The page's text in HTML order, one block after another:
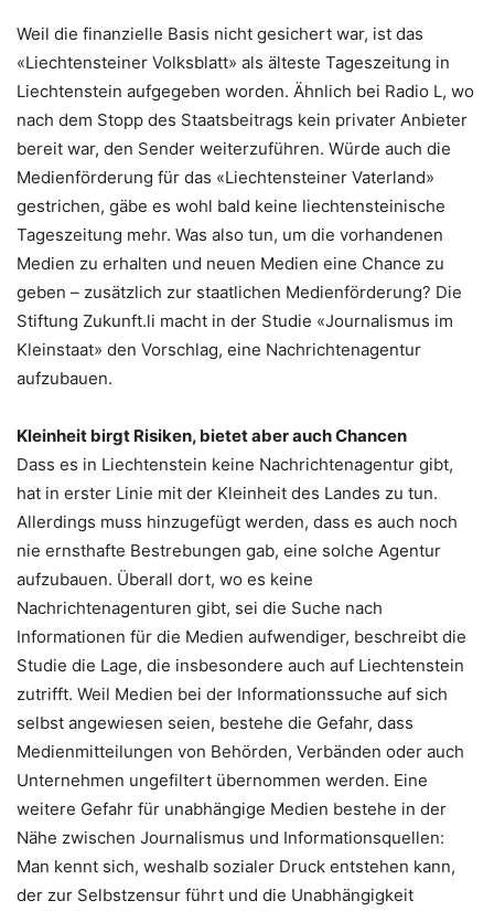
Weil die finanzielle Basis nicht gesichert war, ist das
«Liechtensteiner Volksblatt» als älteste Tageszeitung in
Liechtenstein aufgegeben worden. Ähnlich bei Radio L, wo
nach dem Stopp des Staatsbeitrags kein privater Anbieter
bereit war, den Sender weiterzuführen. Würde auch die
Medienförderung für das «Liechtensteiner Vaterland»
gestrichen, gäbe es wohl bald keine liechtensteinische
Tageszeitung mehr. Was also tun, um die vorhandenen
Medien zu erhalten und neuen Medien eine Chance zu
geben – zusätzlich zur staatlichen Medienförderung? Die
Stiftung Zukunft.li macht in der Studie «Journalismus im
Kleinstaat» den Vorschlag, eine Nachrichtenagentur
aufzubauen.
Kleinheit birgt Risiken, bietet aber auch Chancen
Dass es in Liechtenstein keine Nachrichtenagentur gibt,
hat in erster Linie mit der Kleinheit des Landes zu tun.
Allerdings muss hinzugefügt werden, dass es auch noch
nie ernsthafte Bestrebungen gab, eine solche Agentur
aufzubauen. Überall dort, wo es keine
Nachrichtenagenturen gibt, sei die Suche nach
Informationen für die Medien aufwendiger, beschreibt die
Studie die Lage, die insbesondere auch auf Liechtenstein
zutrifft. Weil Medien bei der Informationssuche auf sich
selbst angewiesen seien, bestehe die Gefahr, dass
Medienmitteilungen von Behörden, Verbänden oder auch
Unternehmen ungefiltert übernommen werden. Eine
weitere Gefahr für unabhängige Medien bestehe in der
Nähe zwischen Journalismus und Informationsquellen:
Man kennt sich, weshalb sozialer Druck entstehen kann,
der zur Selbstzensur führt und die Unabhängigkeit